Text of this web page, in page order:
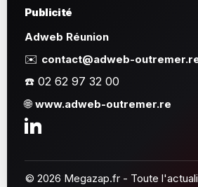
Publicité
Adweb Réunion
✉️ contact@adweb-
☎️ 02 62 97 32 00
🌐www.adweb-outremer.re
© 2026 Megazap.fr - Toute